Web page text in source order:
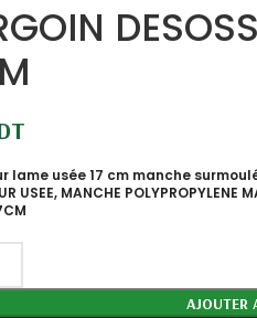
lame usée 17 cm manche
USEE, MANCHE POLYPROPYLENE
AJOUTER